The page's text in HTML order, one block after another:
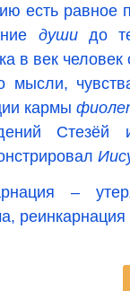
есть равное
душидо
в век
мысли,
кармы
Стезёй
–
реинкарнация